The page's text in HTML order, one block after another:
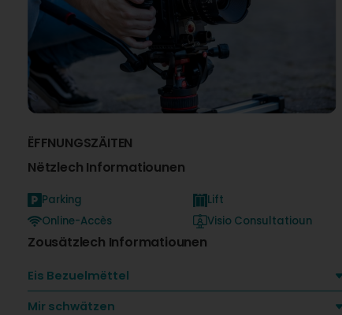
ËFFNUNGSZÄITEN
Nëtzlech Informatiounen
Parking
Online-Accès
Lift
Visio Consultatioun
Zousätzlech Informatiounen
Eis Bezuelmëttel
Mir schwätzen